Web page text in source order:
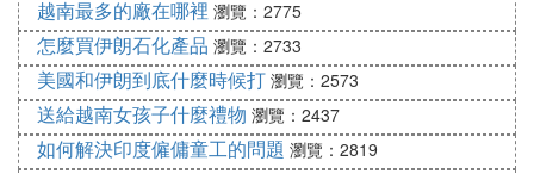
H.中國-瑞士自由貿易協定原產地證明書
(三)專用原產地證書
3:
2004年1月1日起對500多種產品相互給予關稅優惠，
這些產品主要涉及HS稅目號1-8章的農產品，其中包
括活動物、活植物、肉類及食用雜碎、魚類、乳品、
越南最多的廠在哪裡 瀏覽：2775
怎麼買伊朗石化產品 瀏覽：2733
美國和伊朗到底什麼時候打 瀏覽：2573
送給越南女孩子什麼禮物 瀏覽：2437
如何解決印度僱傭童工的問題 瀏覽：2819